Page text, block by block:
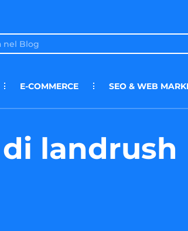
E-COMMERCE SEO & WEB
landrush